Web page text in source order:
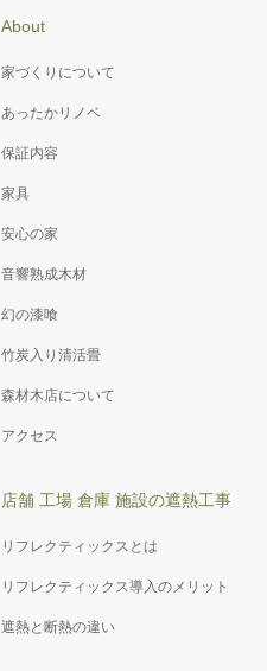
About
家づくりについて
あったかリノベ
保証内容
家具
安心の家
音響熟成木材
幻の漆喰
竹炭入り清活畳
森材木店について
アクセス
店舗 工場 倉庫 施設の遮熱工事
リフレクティックスとは
リフレクティックス導入のメリット
遮熱と断熱の違い